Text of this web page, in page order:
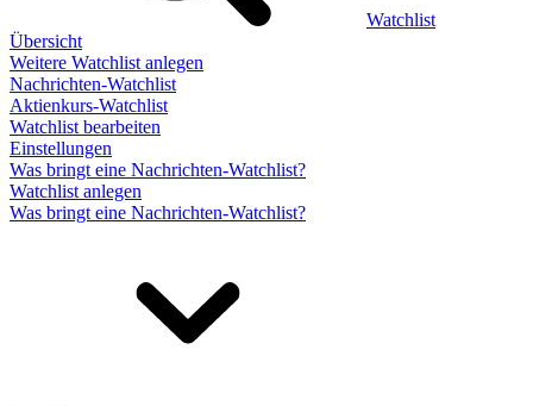
Watchlist
Übersicht
Weitere Watchlist anlegen
Nachrichten-Watchlist
Aktienkurs-Watchlist
Watchlist bearbeiten
Einstellungen
Was bringt eine Nachrichten-Watchlist?
Watchlist anlegen
Was bringt eine Nachrichten-Watchlist?